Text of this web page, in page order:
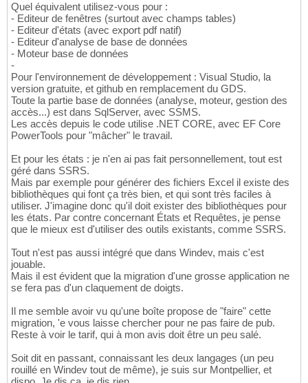
Quel équivalent utilisez-vous pour :
- Editeur de fenêtres (surtout avec champs tables)
- Editeur d'états (avec export pdf natif)
- Editeur d'analyse de base de données
- Moteur base de données
-
Pour l'environnement de développement : Visual Studio, la
version gratuite, et github en remplacement du GDS.
Toute la partie base de données (analyse, moteur, gestion des
accès...) est dans SqlServer, avec SSMS.
Les accès depuis le code utilise .NET CORE, avec EF Core
PowerTools pour "mâcher" le travail.
Et pour les états : je n'en ai pas fait personnellement, tout est
géré dans SSRS.
Mais par exemple pour générer des fichiers Excel il existe des
bibliothèques qui font ça très bien, et qui sont très faciles à
utiliser. J'imagine donc qu'il doit exister des bibliothèques pour
les états. Par contre concernant États et Requêtes, je pense
que le mieux est d'utiliser des outils existants, comme SSRS.
Tout n'est pas aussi intégré que dans Windev, mais c'est
jouable.
Mais il est évident que la migration d'une grosse application ne
se fera pas d'un claquement de doigts.
Il me semble avoir vu qu'une boîte propose de "faire" cette
migration, 'e vous laisse chercher pour ne pas faire de pub.
Reste à voir le tarif, qui à mon avis doit être un peu salé.
Soit dit en passant, connaissant les deux langages (un peu
rouillé en Windev tout de même), je suis sur Montpellier, et